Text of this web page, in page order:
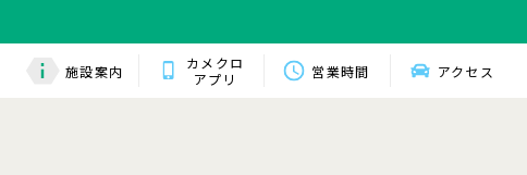
施設案内
カメクロ
アプリ
営業時間 アクセス